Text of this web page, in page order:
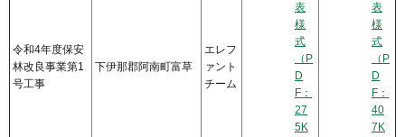
令和4年度保安
林改良事業第1
号工事
下伊那郡阿南町富草
エレフ
ァント
チーム
表
様
式
（P
D
F：
27
5K
表
様
式
（P
D
F：
40
7K